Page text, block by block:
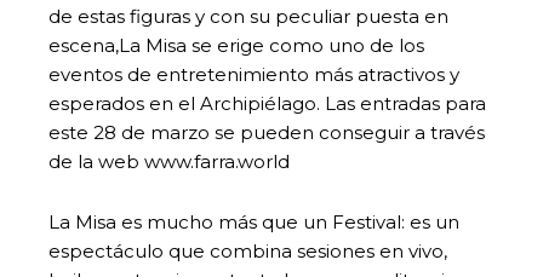
de estas figuras y con su peculiar puesta en
escena,La Misa se erige como uno de los
eventos de entretenimiento más atractivos y
esperados en el Archipiélago. Las entradas para
este 28 de marzo se pueden conseguir a través
de la web www.farra.world
La Misa es mucho más que un Festival: es un
espectáculo que combina sesiones en vivo,